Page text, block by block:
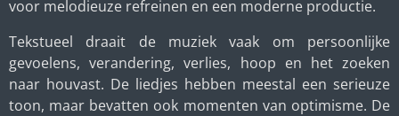
voor melodieuze refreinen en een moderne productie.
Tekstueel draait de muziek vaak om persoonlijke
gevoelens, verandering, verlies, hoop en het zoeken
naar houvast. De liedjes hebben meestal een serieuze
toon, maar bevatten ook momenten van optimisme. De